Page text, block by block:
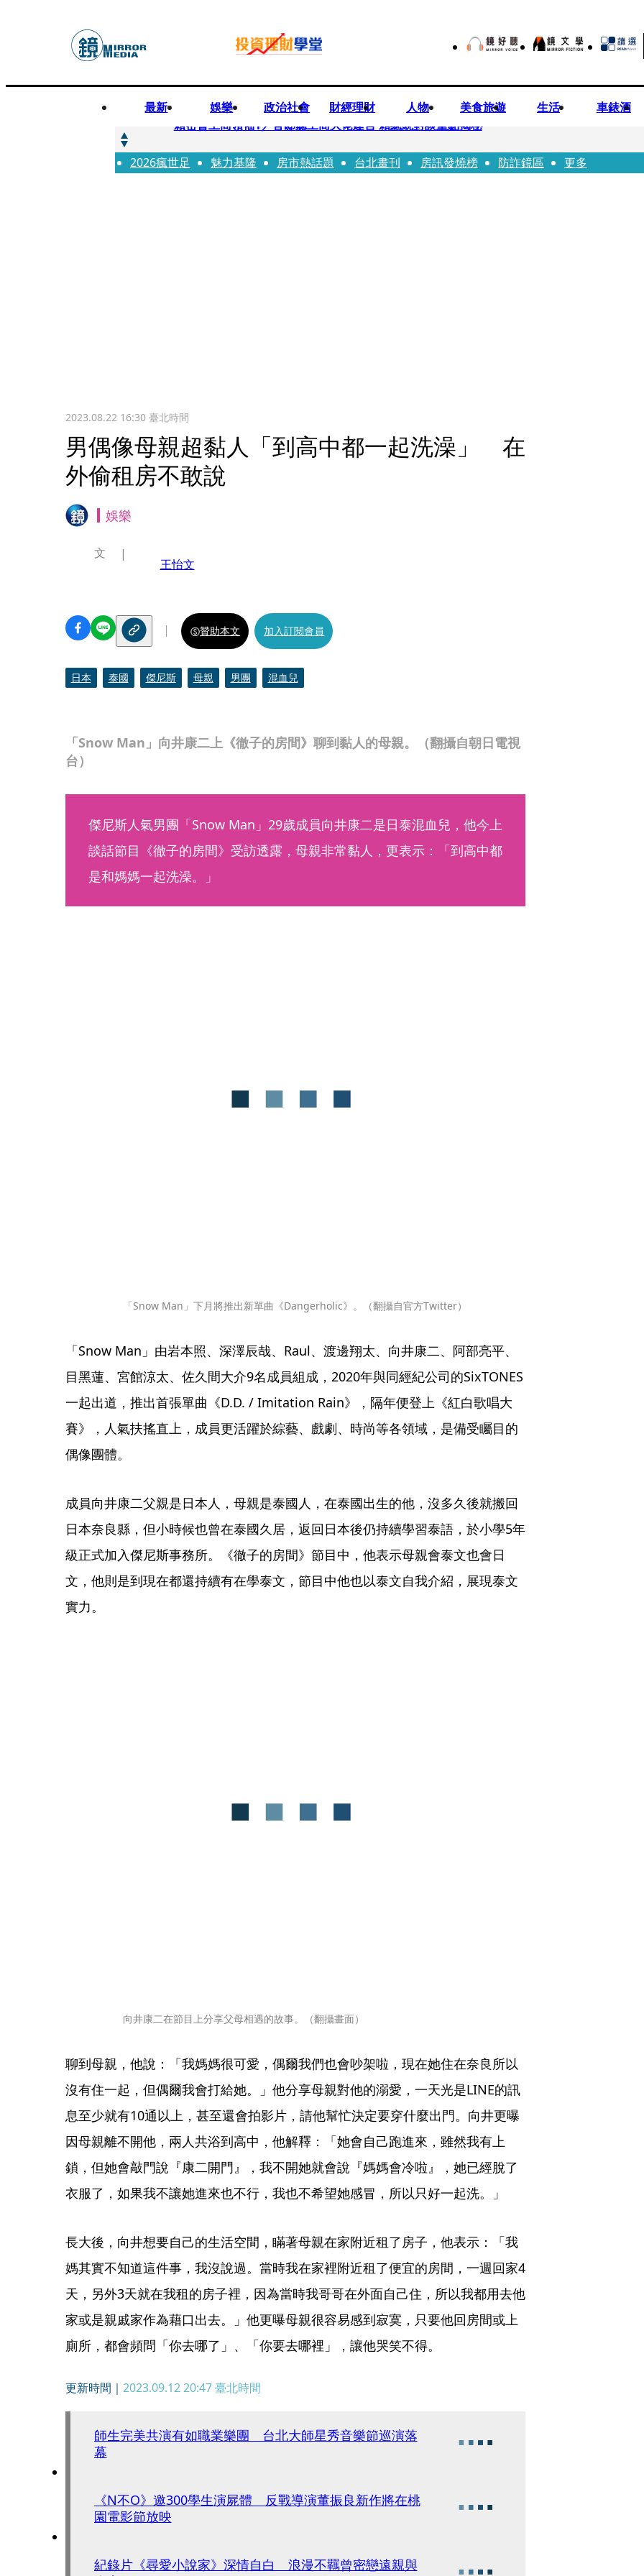
最新 娛樂 政治社會 財經理財 人物 美食旅遊 生活 車錶酒
快訊
賴密會工商領袖1／官邸聽工商大佬建言 賴總統對談重點揭秘
快訊
台中女師遭特教生刺傷右眼恐失明 工會籲檢討校安破口：老師不是肉身盾牌
2026瘋世足 魅力基隆 房市熱話題 台北畫刊 房訊發燒榜 防詐鏡區 更多
2023.08.22 16:30臺北時間
男偶像母親超黏人「到高中都一起洗澡」 在
外偷租房不敢說
娛樂
「Snow Man」向井康二上《徹子的房間》聊到黏人的母親。（翻攝自朝日電視
台）
文
王怡文
贊助本文 加入訂閱會員
日本 泰國 傑尼斯 母親 男團 混血兒
傑尼斯人氣男團「Snow Man」29歲成員向井康二是日泰混血兒，他今上
談話節目《徹子的房間》受訪透露，母親非常黏人，更表示：「到高中都
是和媽媽一起洗澡。」
「Snow Man」下月將推出新單曲《Dangerholic》。（翻攝自官方Twitter）
「Snow Man」由岩本照、深澤辰哉、Raul、渡邊翔太、向井康二、阿部亮平、
目黑蓮、宮館涼太、佐久間大介9名成員組成，2020年與同經紀公司的SixTONES
一起出道，推出首張單曲《D.D. / Imitation Rain》，隔年便登上《紅白歌唱大
賽》，人氣扶搖直上，成員更活躍於綜藝、戲劇、時尚等各領域，是備受矚目的
偶像團體。
成員向井康二父親是日本人，母親是泰國人，在泰國出生的他，沒多久後就搬回
日本奈良縣，但小時候也曾在泰國久居，返回日本後仍持續學習泰語，於小學5年
級正式加入傑尼斯事務所。《徹子的房間》節目中，他表示母親會泰文也會日
文，他則是到現在都還持續有在學泰文，節目中他也以泰文自我介紹，展現泰文
實力。
向井康二在節目上分享父母相遇的故事。（翻攝畫面）
聊到母親，他說：「我媽媽很可愛，偶爾我們也會吵架啦，現在她住在奈良所以
沒有住一起，但偶爾我會打給她。」他分享母親對他的溺愛，一天光是LINE的訊
息至少就有10通以上，甚至還會拍影片，請他幫忙決定要穿什麼出門。向井更曝
因母親離不開他，兩人共浴到高中，他解釋：「她會自己跑進來，雖然我有上
鎖，但她會敲門說『康二開門』，我不開她就會說『媽媽會冷啦』，她已經脫了
衣服了，如果我不讓她進來也不行，我也不希望她感冒，所以只好一起洗。」
長大後，向井想要自己的生活空間，瞞著母親在家附近租了房子，他表示：「我
媽其實不知道這件事，我沒說過。當時我在家裡附近租了便宜的房間，一週回家4
天，另外3天就在我租的房子裡，因為當時我哥哥在外面自己住，所以我都用去他
家或是親戚家作為藉口出去。」他更曝母親很容易感到寂寞，只要他回房間或上
廁所，都會頻問「你去哪了」、「你要去哪裡」，讓他哭笑不得。
更新時間｜ 2023.09.12 20:47臺北時間
師生完美共演有如職業樂團 台北大師星秀音樂節巡演落
幕
《N不O》邀300學生演屍體 反戰導演董振良新作將在桃
園電影節放映
紀錄片《尋愛小說家》深情自白 浪漫不羈曾密戀遠親與